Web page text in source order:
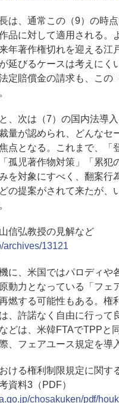
は、通常この（9）の時
品に対して適用される。
年著作権切れを迎える江
延びるケースは考えにく
定賠償金の請求も、この
、次は（7）の国内法導
量が認められ、どんなセ
点となる。これまで、「
孤児著作物対策」「累犯
を対象にすべく、翻案行
の提案がされて来たが、
信弘教授の見解など
archives/13121
に、米国ではパロディや
動力となっている「フェ
燃する可能性もある。権
、許諾なく自由に行って
どは、米韓FTAでTPPと
、フェアユース規定を導
ける権利制限規定に関す
料3（PDF）
chosakuken/pdf/